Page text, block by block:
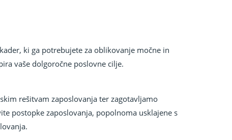
ki ga potrebujete za oblikovanje močne in
vaše dolgoročne poslovne cilje.
rešitvam zaposlovanja ter zagotavljamo
postopke zaposlovanja, popolnoma usklajene s